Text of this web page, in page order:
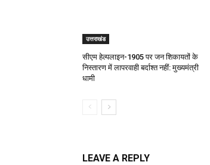
उत्तराखंड
सीएम हेल्पलाइन-1905 पर जन शिकायतों के
निस्तारण में लापरवाही बर्दाश्त नहीं: मुख्यमंत्री
धामी
LEAVE A REPLY